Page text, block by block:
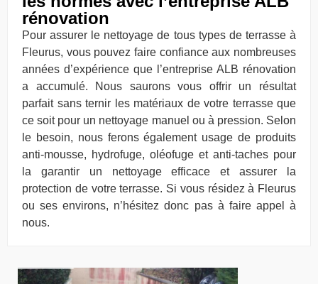
rénovation
Pour assurer le nettoyage de tous types de terrasse à
Fleurus, vous pouvez faire confiance aux nombreuses
années d’expérience que l’entreprise ALB rénovation
a accumulé. Nous saurons vous offrir un résultat
parfait sans ternir les matériaux de votre terrasse que
ce soit pour un nettoyage manuel ou à pression. Selon
le besoin, nous ferons également usage de produits
anti-mousse, hydrofuge, oléofuge et anti-taches pour
la garantir un nettoyage efficace et assurer la
protection de votre terrasse. Si vous résidez à Fleurus
ou ses environs, n’hésitez donc pas à faire appel à
nous.